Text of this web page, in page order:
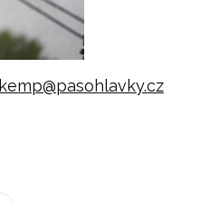
kemp@pasohlavky.cz